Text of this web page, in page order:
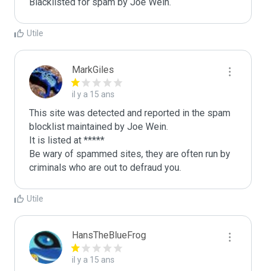
Utile
MarkGiles
il y a 15 ans
This site was detected and reported in the spam
blocklist maintained by Joe Wein.
It is listed at *****
Be wary of spammed sites, they are often run by
criminals who are out to defraud you.
Utile
HansTheBlueFrog
il y a 15 ans